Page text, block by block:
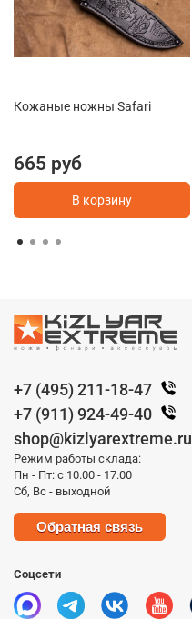
Кожаные ножны Safari
665 руб
В корзину
+7 (495) 211-18-47
+7 (911) 924-49-40
shop@kizlyarextreme.ru
Режим работы склада:
Пн - Пт: с 10.00 - 17.00
Сб, Вс - выходной
Обратная связь
Соцсети